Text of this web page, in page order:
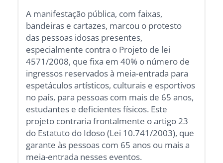
A manifestação pública, com faixas,
bandeiras e cartazes, marcou o protesto
das pessoas idosas presentes,
especialmente contra o Projeto de lei
4571/2008, que fixa em 40% o número de
ingressos reservados à meia-entrada para
espetáculos artísticos, culturais e esportivos
no país, para pessoas com mais de 65 anos,
estudantes e deficientes físicos. Este
projeto contraria frontalmente o artigo 23
do Estatuto do Idoso (Lei 10.741/2003), que
garante às pessoas com 65 anos ou mais a
meia-entrada nesses eventos.